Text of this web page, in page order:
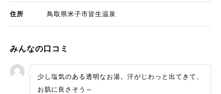
住所 鳥取県米子市皆生温泉
みんなの口コミ
少し塩気のある透明なお湯。汗がじわっと出てきて、
お肌に良さそう～